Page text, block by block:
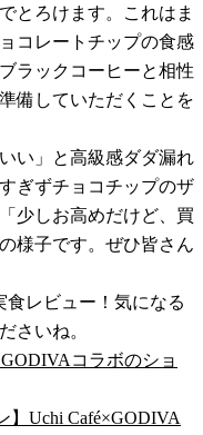
とろけます。これはま
コレートチップの食感
ラックコーヒーと相性
備していただくことを
い」と高級感ダダ漏れ
ぎずチョコチップのザ
少しお高めだけど、買
様子です。ぜひ皆さん
食レビュー！気になる
さいね。
コラボのショ
Uchi Café×GODIVA